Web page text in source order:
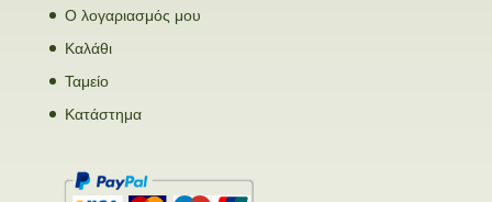
Ο λογαριασμός μου
Καλάθι
Ταμείο
Κατάστημα